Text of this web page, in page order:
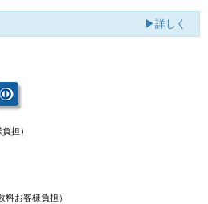
▶詳しく
担）
料お客様負担）